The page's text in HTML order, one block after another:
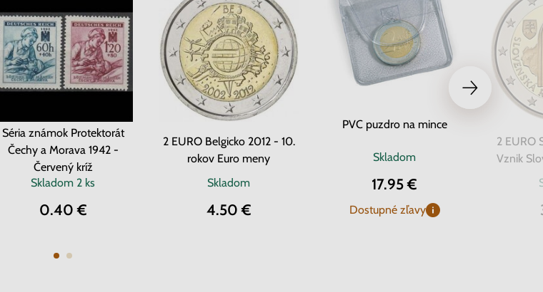
Séria známok Protektorát
Čechy a Morava 1942 -
Červený kríž
Skladom 2 ks
0.40 €
2 EURO Belgicko 2012 - 10.
rokov Euro meny
Skladom
4.50 €
PVC puzdro na mince
Skladom
17.95 €
Dostupné zľavy
2 EURO
Vznik